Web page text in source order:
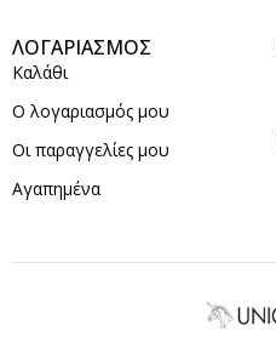
ΛΟΓΑΡΙΑΣΜΟΣ
Καλάθι
Ο λογαριασμός μου
Οι παραγγελίες μου
Αγαπημένα